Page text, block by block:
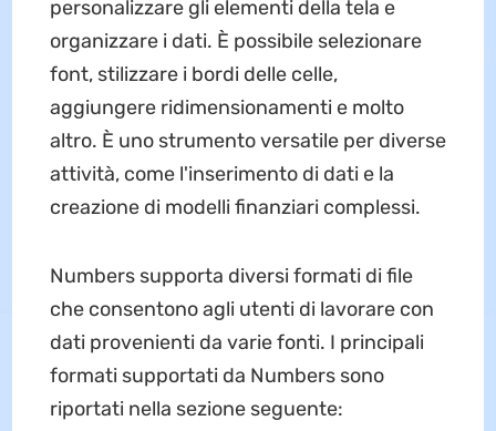
personalizzare gli elementi della tela e
organizzare i dati. È possibile selezionare
font, stilizzare i bordi delle celle,
aggiungere ridimensionamenti e molto
altro. È uno strumento versatile per diverse
attività, come l'inserimento di dati e la
creazione di modelli finanziari complessi.
Numbers supporta diversi formati di file
che consentono agli utenti di lavorare con
dati provenienti da varie fonti. I principali
formati supportati da Numbers sono
riportati nella sezione seguente: